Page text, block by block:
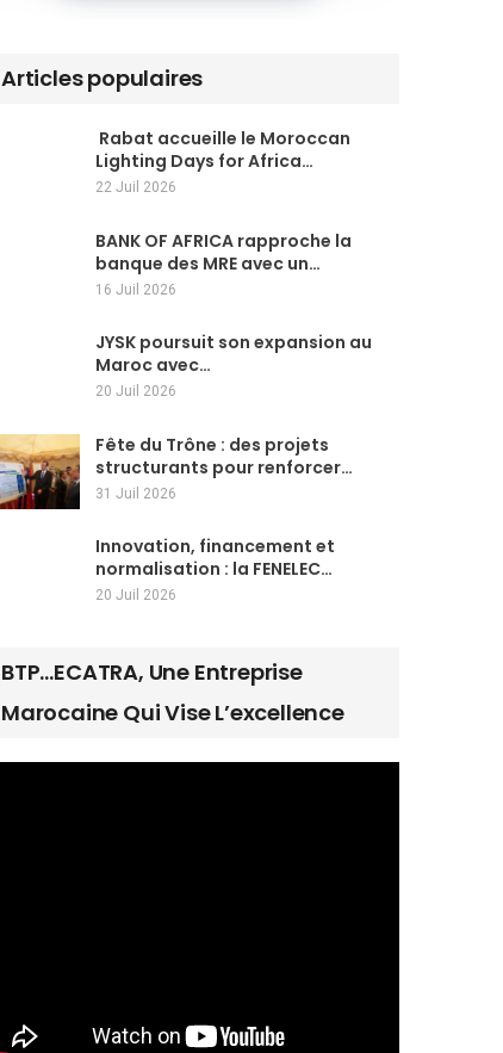
Articles populaires
Rabat accueille le Moroccan
Lighting Days for Africa…
22 Juil 2026
BANK OF AFRICA rapproche la
banque des MRE avec un…
16 Juil 2026
JYSK poursuit son expansion au
Maroc avec…
20 Juil 2026
Fête du Trône : des projets
structurants pour renforcer…
31 Juil 2026
Innovation, financement et
normalisation : la FENELEC…
20 Juil 2026
BTP…ECATRA, Une Entreprise
Marocaine Qui Vise L’excellence